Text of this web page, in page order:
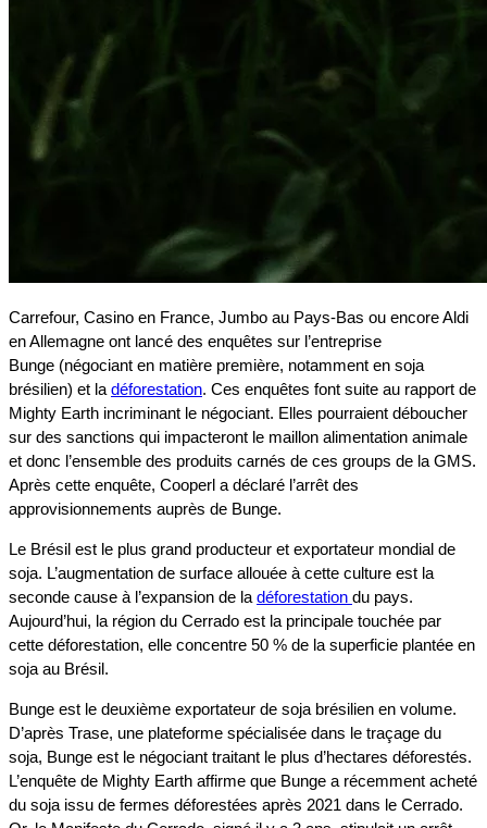
Carrefour, Casino en France, Jumbo au Pays-Bas ou encore Aldi
en Allemagne ont lancé des enquêtes sur l’entreprise
Bunge (négociant en matière première, notamment en soja
brésilien) et la déforestation. Ces enquêtes font suite au rapport de
Mighty Earth incriminant le négociant. Elles pourraient déboucher
sur des sanctions qui impacteront le maillon alimentation animale
et donc l’ensemble des produits carnés de ces groups de la GMS.
Après cette enquête, Cooperl a déclaré l’arrêt des
approvisionnements auprès de Bunge.
Le Brésil est le plus grand producteur et exportateur mondial de
soja. L’augmentation de surface allouée à cette culture est la
seconde cause à l’expansion de la déforestation du pays.
Aujourd’hui, la région du Cerrado est la principale touchée par
cette déforestation, elle concentre 50 % de la superficie plantée en
soja au Brésil.
Bunge est le deuxième exportateur de soja brésilien en volume.
D’après Trase, une plateforme spécialisée dans le traçage du
soja, Bunge est le négociant traitant le plus d’hectares déforestés.
L’enquête de Mighty Earth affirme que Bunge a récemment acheté
du soja issu de fermes déforestées après 2021 dans le Cerrado.